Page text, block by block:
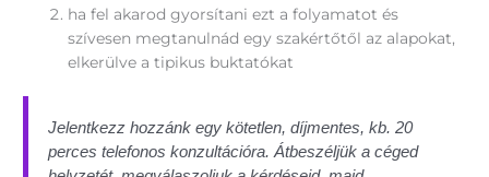
ha fel akarod gyorsítani ezt a folyamatot és
szívesen megtanulnád egy szakértőtől az alapokat,
elkerülve a tipikus buktatókat
Jelentkezz hozzánk egy kötetlen, díjmentes, kb. 20
perces telefonos konzultációra. Átbeszéljük a céged